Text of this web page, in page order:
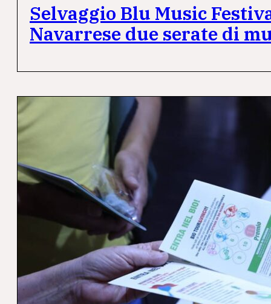
Selvaggio Blu Music
Navarrese due serate di